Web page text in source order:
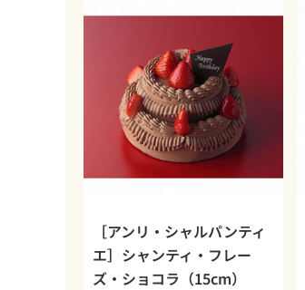
［アンリ・シャルパンティ
エ］シャンティ・フレー
ズ・ショコラ（15cm）